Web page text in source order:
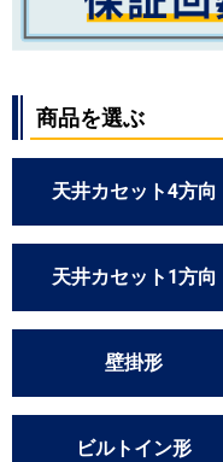
商品を選ぶ
天井カセット4方向
天井カセット1方向
壁掛形
ビルトイン形